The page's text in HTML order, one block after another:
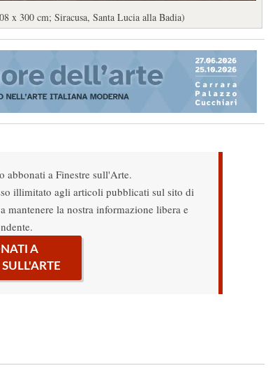
x 300 cm; Siracusa, Santa Lucia alla Badia)
abbonati a Finestre sull'Arte.
illimitato agli articoli pubblicati sul sito di
mantenere la nostra informazione libera e
A
SULL'ARTE